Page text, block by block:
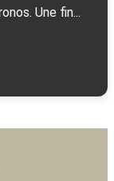
Une fin...